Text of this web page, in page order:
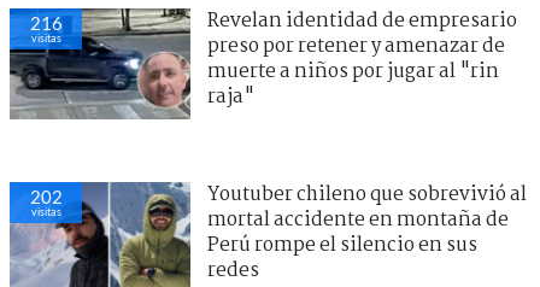
216
visitas
Revelan identidad de empresario
preso por retener y amenazar de
muerte a niños por jugar al "rin
raja"
202
visitas
Youtuber chileno que sobrevivió al
mortal accidente en montaña de
Perú rompe el silencio en sus
redes